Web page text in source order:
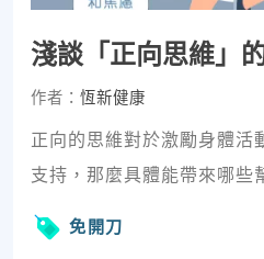
淺談「正向思維」
作者： 恆新健康
正向的思維對於激勵身體活
支持，那麼具體能帶來哪些
免開刀